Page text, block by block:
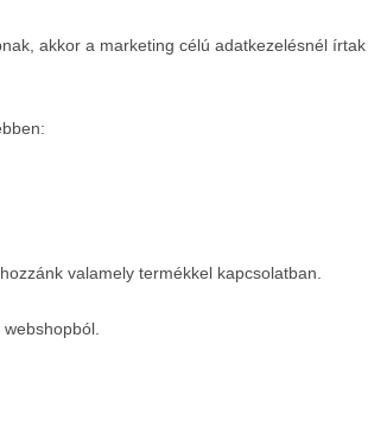
akkor a marketing célú adatkezelésnél
valamely termékkel kapcsolatban.